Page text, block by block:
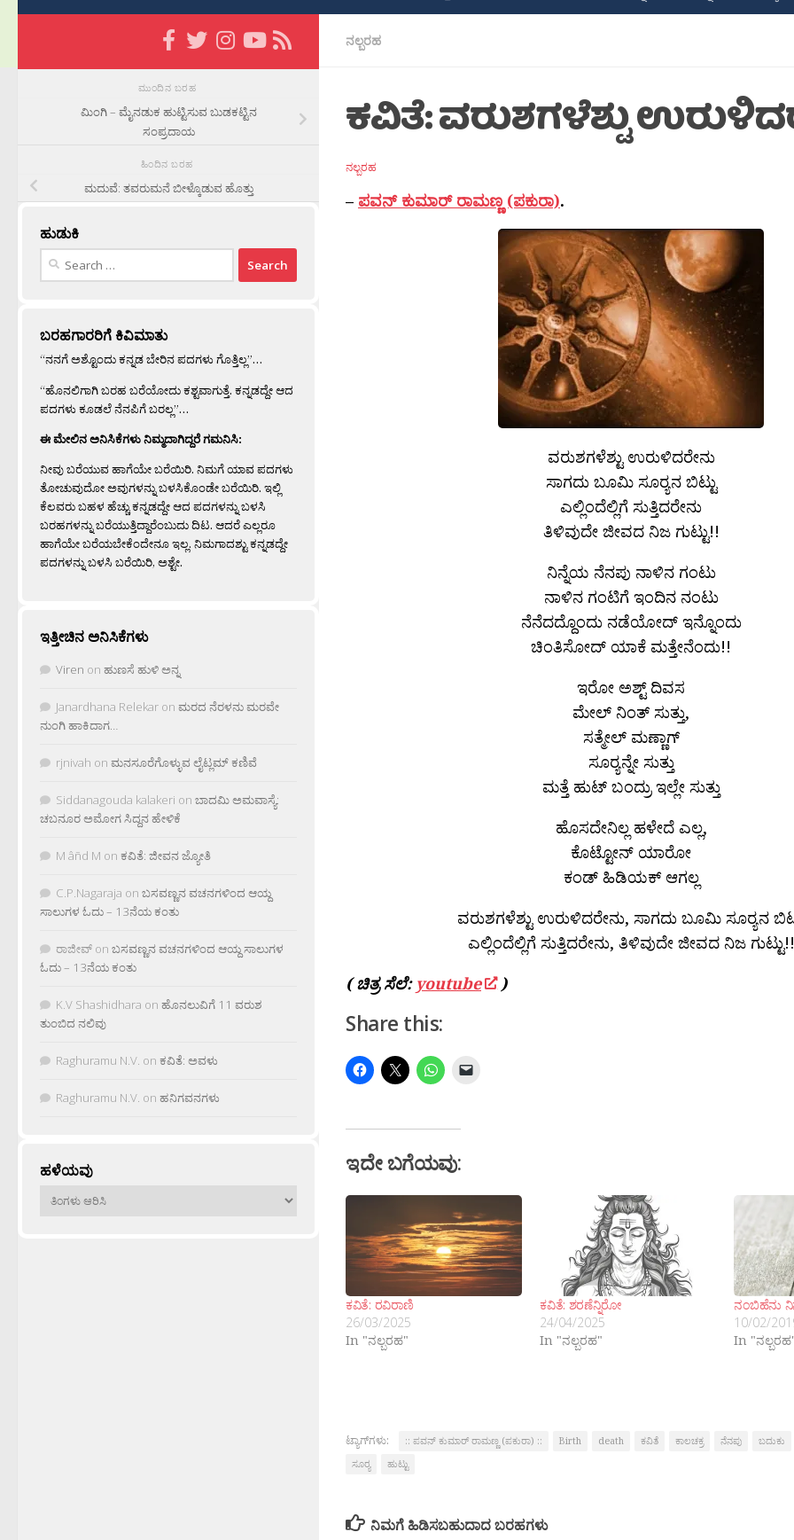
ನಲ್ಬರಹ
ಕವಿತೆ: ವರುಶಗಳೆಶ್ಟು
ನಲ್ಬರಹ
– ಪವನ್ ಕುಮಾರ್ ರಾಮಣ್ಣ (ಪಕುರಾ).
ವರುಶಗಳೆಶ್ಟು ಉರುಳಿದರೇನು
ಸಾಗದು ಬೂಮಿ ಸೂರ‍್ಯನ ಬಿಟ್ಟು
ಎಲ್ಲಿಂದೆಲ್ಲಿಗೆ ಸುತ್ತಿದರೇನು
ತಿಳಿವುದೇ ಜೀವದ ನಿಜ ಗುಟ್ಟು!!
ನಿನ್ನೆಯ ನೆನಪು ನಾಳಿನ ಗಂಟು
ನಾಳಿನ ಗಂಟಿಗೆ ಇಂದಿನ ನಂಟು
ನೆನೆದದ್ದೊಂದು ನಡೆಯೋದ್ ಇನ್ನೊಂದು
ಚಿಂತಿಸೋದ್ ಯಾಕೆ ಮತ್ತೇನೆಂದು!!
ಇರೋ ಅಶ್ಟ್ ದಿವಸ
ಮೇಲ್ ನಿಂತ್ ಸುತ್ತು,
ಸತ್ಮೇಲ್ ಮಣ್ಣಾಗ್
ಸೂರ‍್ಯನ್ನೇ ಸುತ್ತು
ಮತ್ತೆ ಹುಟ್ ಬಂದ್ರು ಇಲ್ಲೇ ಸುತ್ತು
ಹೊಸದೇನಿಲ್ಲ ಹಳೇದೆ ಎಲ್ಲ,
ಕೊಟ್ಟೋನ್ ಯಾರೋ
ಕಂಡ್ ಹಿಡಿಯಕ್ ಆಗಲ್ಲ
ವರುಶಗಳೆಶ್ಟು ಉರುಳಿದರೇನು, ಸಾಗದು ಬೂಮಿ ಸೂರ‍್ಯನ
ಎಲ್ಲಿಂದೆಲ್ಲಿಗೆ ಸುತ್ತಿದರೇನು, ತಿಳಿವುದೇ ಜೀವದ ನಿಜ ಗುಟ್ಟು!!
( ಚಿತ್ರ ಸೆಲೆ: youtube )
Share this:
ಇದೇ ಬಗೆಯವು:
ಕವಿತೆ: ರವಿರಾಣಿ
26/03/2025
In "ನಲ್ಬರಹ"
ಕವಿತೆ: ಶರಣೆನ್ನಿರೋ
24/04/2025
In "ನಲ್ಬರಹ"
ನಂಬಿಹೆನು
10/02/
In
ಟ್ಯಾಗ್‌ಗಳು: :: ಪವನ್ ಕುಮಾರ್ ರಾಮಣ್ಣ (ಪಕುರಾ) :: Birth death ಕವಿತೆ ಕಾಲಚಕ್ರ ನೆನಪು
ಬದುಕು
ಸೂರ‍್ಯ
ಹುಟ್ಟು
ನಿಮಗೆ ಹಿಡಿಸಬಹುದಾದ ಬರಹಗಳು
ಮುಂದಿನ ಬರಹ
ಮಿಂಗಿ – ಮೈನಡುಕ ಹುಟ್ಟಿಸುವ ಬುಡಕಟ್ಟಿನ
ಸಂಪ್ರದಾಯ
ಹಿಂದಿನ ಬರಹ
ಮದುವೆ: ತವರುಮನೆ ಬೀಳ್ಕೊಡುವ ಹೊತ್ತು
ಹುಡುಕಿ
Search
ಬರಹಗಾರರಿಗೆ ಕಿವಿಮಾತು
“ನನಗೆ ಅಶ್ಟೊಂದು ಕನ್ನಡ ಬೇರಿನ ಪದಗಳು ಗೊತ್ತಿಲ್ಲ”…
“ಹೊನಲಿಗಾಗಿ ಬರಹ ಬರೆಯೋದು ಕಶ್ಟವಾಗುತ್ತೆ. ಕನ್ನಡದ್ದೇ ಆದ
ಪದಗಳು ಕೂಡಲೆ ನೆನಪಿಗೆ ಬರಲ್ಲ”…
ಈ ಮೇಲಿನ ಅನಿಸಿಕೆಗಳು ನಿಮ್ಮದಾಗಿದ್ದರೆ ಗಮನಿಸಿ:
ನೀವು ಬರೆಯುವ ಹಾಗೆಯೇ ಬರೆಯಿರಿ. ನಿಮಗೆ ಯಾವ ಪದಗಳು
ತೋಚುವುದೋ ಅವುಗಳನ್ನು ಬಳಸಿಕೊಂಡೇ ಬರೆಯಿರಿ. ಇಲ್ಲಿ
ಕೆಲವರು ಬಹಳ ಹೆಚ್ಚು ಕನ್ನಡದ್ದೇ ಆದ ಪದಗಳನ್ನು ಬಳಸಿ
ಬರಹಗಳನ್ನು ಬರೆಯುತ್ತಿದ್ದಾರೆಂಬುದು ದಿಟ. ಆದರೆ ಎಲ್ಲರೂ
ಹಾಗೆಯೇ ಬರೆಯಬೇಕೆಂದೇನೂ ಇಲ್ಲ. ನಿಮಗಾದಶ್ಟು ಕನ್ನಡದ್ದೇ
ಪದಗಳನ್ನು ಬಳಸಿ ಬರೆಯಿರಿ, ಅಶ್ಟೇ.
ಇತ್ತೀಚಿನ ಅನಿಸಿಕೆಗಳು
Viren on ಹುಣಸೆ ಹುಳಿ ಅನ್ನ
Janardhana Relekar on ಮರದ ನೆರಳನು ಮರವೇ
ನುಂಗಿ ಹಾಕಿದಾಗ…
rjnivah on ಮನಸೂರೆಗೊಳ್ಳುವ ಲೈಟ್ಲಮ್ ಕಣಿವೆ
Siddanagouda kalakeri on ಬಾದಮಿ ಅಮವಾಸ್ಯೆ:
ಚಬನೂರ ಅಮೋಗ ಸಿದ್ದನ ಹೇಳಿಕೆ
M âñd M on ಕವಿತೆ: ಜೀವನ ಜ್ಯೋತಿ
C.P.Nagaraja on ಬಸವಣ್ಣನ ವಚನಗಳಿಂದ ಆಯ್ದ
ಸಾಲುಗಳ ಓದು – 13ನೆಯ ಕಂತು
ರಾಜೀವ್ on ಬಸವಣ್ಣನ ವಚನಗಳಿಂದ ಆಯ್ದ ಸಾಲುಗಳ
ಓದು – 13ನೆಯ ಕಂತು
K.V Shashidhara on ಹೊನಲುವಿಗೆ 11 ವರುಶ
ತುಂಬಿದ ನಲಿವು
Raghuramu N.V. on ಕವಿತೆ: ಅವಳು
Raghuramu N.V. on ಹನಿಗವನಗಳು
ಹಳೆಯವು
ಹಳೆಯವು